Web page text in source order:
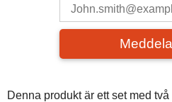
Denna produkt är ett set med